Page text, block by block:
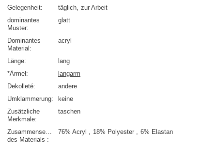
Gelegenheit
täglich zur Arbeit
dominantes
Muster
glatt
Dominantes
Material
acryl
Länge
lang
*Ärmel
langarm
Dekolleté
andere
Umklammerung
keine
Zusätzliche
Merkmale
taschen
Zusammensetzung
des Materials
76% Acryl 18% Polyester 6% Elastan